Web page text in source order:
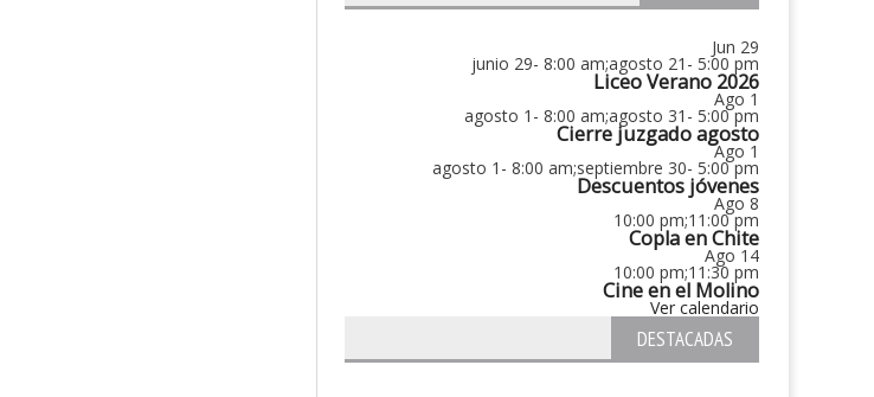
Jun 29
junio 29- 8:00 am;agosto 21- 5:00 pm
Liceo Verano 2026
Ago 1
agosto 1- 8:00 am;agosto 31- 5:00 pm
Cierre juzgado agosto
Ago 1
agosto 1- 8:00 am;septiembre 30- 5:00 pm
Descuentos jóvenes
Ago 8
10:00 pm;11:00 pm
Copla en Chite
Ago 14
10:00 pm;11:30 pm
Cine en el Molino
Ver calendario
DESTACADAS